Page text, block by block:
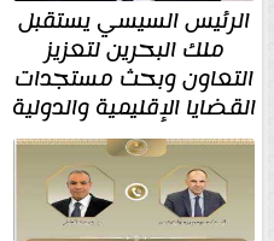
الرئيس السيسي يستقبل
ملك البحرين لتعزيز
التعاون وبحث مستجدات
القضايا الإقليمية والدولية